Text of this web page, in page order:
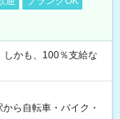
かも、100％支給な
から自転車・バイク・